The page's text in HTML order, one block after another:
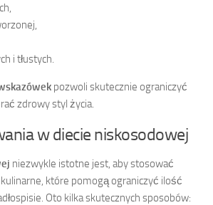
i tłustych.
pozwoli skutecznie ograniczyć
zdrowy styl życia.
w diecie niskosodowej
niezwykle istotne jest, aby stosować
które pomogą ograniczyć ilość
Oto kilka skutecznych sposobów: